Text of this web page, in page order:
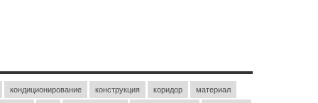
кондиционирование конструкция коридор материал